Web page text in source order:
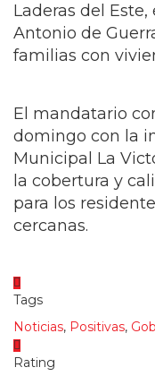
Laderas del
Antonio de
familias con
El mandatario
domingo con la
Municipal La
la cobertura y
para los
cercanas.
Tags
Noticias, Positivas,
Rating